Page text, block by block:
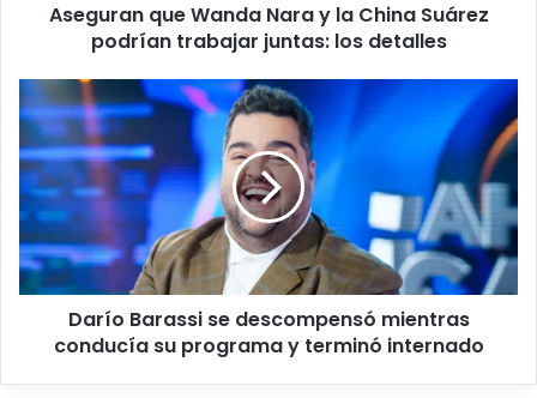
Aseguran que Wanda Nara y la China Suárez
podrían trabajar juntas: los detalles
Darío Barassi se descompensó mientras
conducía su programa y terminó internado